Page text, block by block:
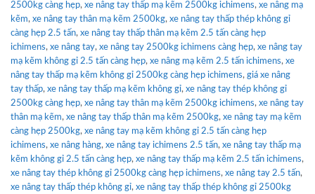
2500kg càng hẹp, xe nâng tay thấp mạ kẽm 2500kg ichimens, xe nâng mạ
kẽm, xe nâng tay thân mạ kẽm 2500kg, xe nâng tay thấp thép không gỉ
càng hẹp 2.5 tấn, xe nâng tay thấp thân mạ kẽm 2.5 tấn càng hẹp
ichimens, xe nâng tay, xe nâng tay 2500kg ichimens càng hẹp, xe nâng tay
mạ kẽm không gỉ 2.5 tấn càng hẹp, xe nâng mạ kẽm 2.5 tấn ichimens, xe
nâng tay thấp mạ kẽm không gỉ 2500kg càng hẹp ichimens, giá xe nâng
tay thấp, xe nâng tay thấp mạ kẽm không gỉ, xe nâng tay thép không gỉ
2500kg càng hẹp, xe nâng tay thân mạ kẽm 2500kg ichimens, xe nâng tay
thân mạ kẽm, xe nâng tay thấp thân mạ kẽm 2500kg, xe nâng tay mạ kẽm
càng hẹp 2500kg, xe nâng tay mạ kẽm không gỉ 2.5 tấn càng hẹp
ichimens, xe nâng hàng, xe nâng tay ichimens 2.5 tấn, xe nâng tay thấp mạ
kẽm không gỉ 2.5 tấn càng hẹp, xe nâng tay thấp mạ kẽm 2.5 tấn ichimens,
xe nâng tay thép không gỉ 2500kg càng hẹp ichimens, xe nâng tay 2.5 tấn,
xe nâng tay thấp thép không gỉ, xe nâng tay thấp thép không gỉ 2500kg